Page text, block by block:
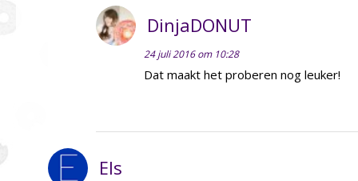
DinjaDONUT
24 juli 2016 om 10:28
Dat maakt het proberen nog leuker!
Els